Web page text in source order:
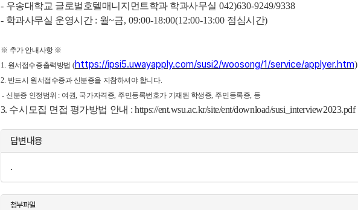
- 우송대학교 글로벌호텔매니지먼트학과학과사무실 042)630-9249/9338
- 학과사무실 운영시간 : 월~금, 09:00-18:00(12:00-13:00 점심시간)
※ 추가 안내사항 ※
1. 원서접수증출력방법 (https://ipsi5.uwayapply.com/susi2/woosong/1/service/applyer.htm)
2. 반드시 원서접수증과 신분증을 지참하셔야 합니다.
-신분증 인정범위 : 여권, 국가자격증, 주민등록번호가 기재된 학생증, 주민등록증, 등
3. 수시모집 면접 평가방법 안내 : https://ent.wsu.ac.kr/site/ent/download/susi_interview2023.pdf
답변내용
.
첨부파일